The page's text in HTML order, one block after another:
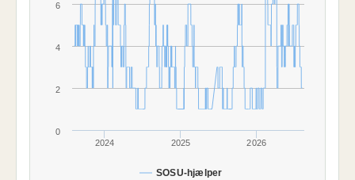
SOSU-hjælper
2024 2025 2026
0
2
4
6